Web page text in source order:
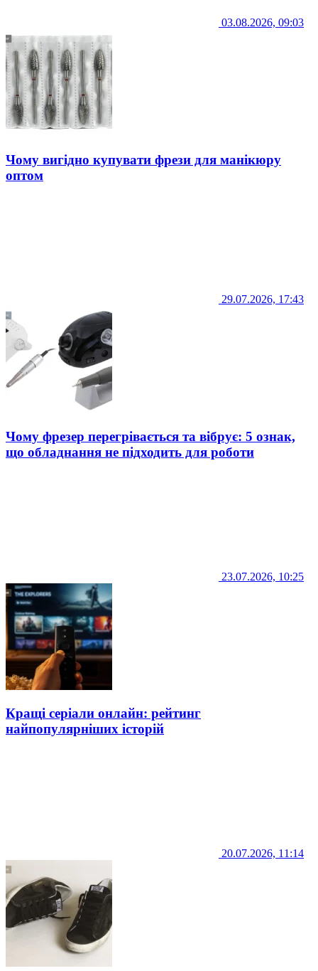
03.08.2026, 09:03
Чому вигідно купувати фрези для манікюру
оптом
29.07.2026, 17:43
Чому фрезер перегрівається та вібрує: 5 ознак,
що обладнання не підходить для роботи
23.07.2026, 10:25
Кращі серіали онлайн: рейтинг
найпопулярніших історій
20.07.2026, 11:14